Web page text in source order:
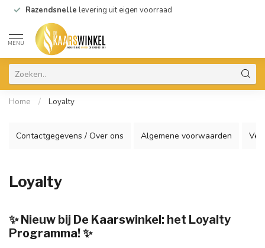
Razendsnelle levering uit eigen voorraad
MENU
Home / Loyalty
Contactgegevens / Over ons Algemene voorwaarden
Loyalty
✨ Nieuw bij De Kaarswinkel: het Loyalty
Programma! ✨